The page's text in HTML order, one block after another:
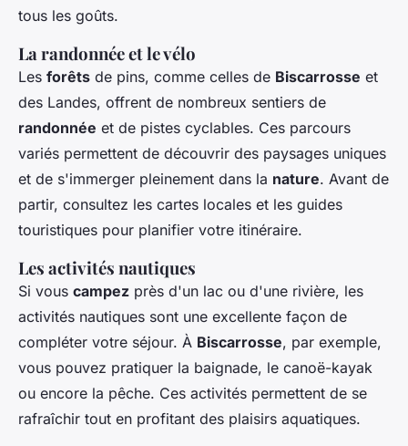
tous les goûts.
La randonnée et le vélo
Les forêts de pins, comme celles de Biscarrosse et
des Landes, offrent de nombreux sentiers de
randonnée et de pistes cyclables. Ces parcours
variés permettent de découvrir des paysages uniques
et de s'immerger pleinement dans la nature. Avant de
partir, consultez les cartes locales et les guides
touristiques pour planifier votre itinéraire.
Les activités nautiques
Si vous campez près d'un lac ou d'une rivière, les
activités nautiques sont une excellente façon de
compléter votre séjour. À Biscarrosse, par exemple,
vous pouvez pratiquer la baignade, le canoë-kayak
ou encore la pêche. Ces activités permettent de se
rafraîchir tout en profitant des plaisirs aquatiques.